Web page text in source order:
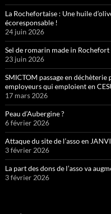
La Rochefortaise : Une huile
écoresponsable !
24 juin 2026
Sel de romarin made in Rochefort
23 juin 2026
SMICTOM passage en
employeurs qui emploient en
17 mars 2026
Peau d’Aubergine ?
6 février 2026
Attaque du site de l’asso en
3 février 2026
La part des dons de l’asso va
3 février 2026